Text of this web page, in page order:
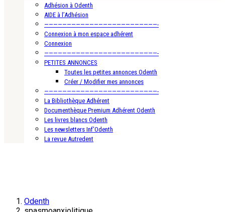
Adhésion à Odenth
AIDE à l’Adhésion
—————————————————————————-
Connexion à mon espace adhérent
Connexion
—————————————————————————-
PETITES ANNONCES
Toutes les petites annonces Odenth
Créer / Modifier mes annonces
—————————————————————————-
La Bibliothèque Adhérent
Documenthèque Premium Adhérent Odenth
Les livres blancs Odenth
Les newsletters Inf’Odenth
La revue Autredent
Odenth